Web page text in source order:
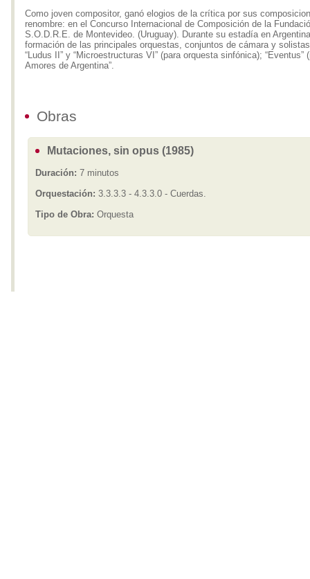
Como joven compositor, ganó elogios de la crítica por sus
renombre: en el Concurso Internacional de Composición de la
S.O.D.R.E. de Montevideo. (Uruguay). Durante su estadía en
formación de las principales orquestas, conjuntos de cámara y
“Ludus II” y “Microestructuras VI” (para orquesta sinfónica);
Amores de Argentina”.
Obras
Mutaciones, sin opus (1985)
Duración: 7 minutos
Orquestación: 3.3.3.3 - 4.3.3.0 - Cuerdas.
Tipo de Obra: Orquesta